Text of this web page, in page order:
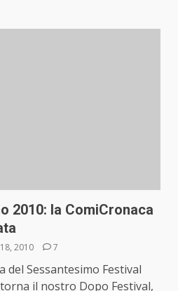
2010: la ComiCronaca
2010 7
del Sessantesimo Festival
il nostro Dopo Festival,